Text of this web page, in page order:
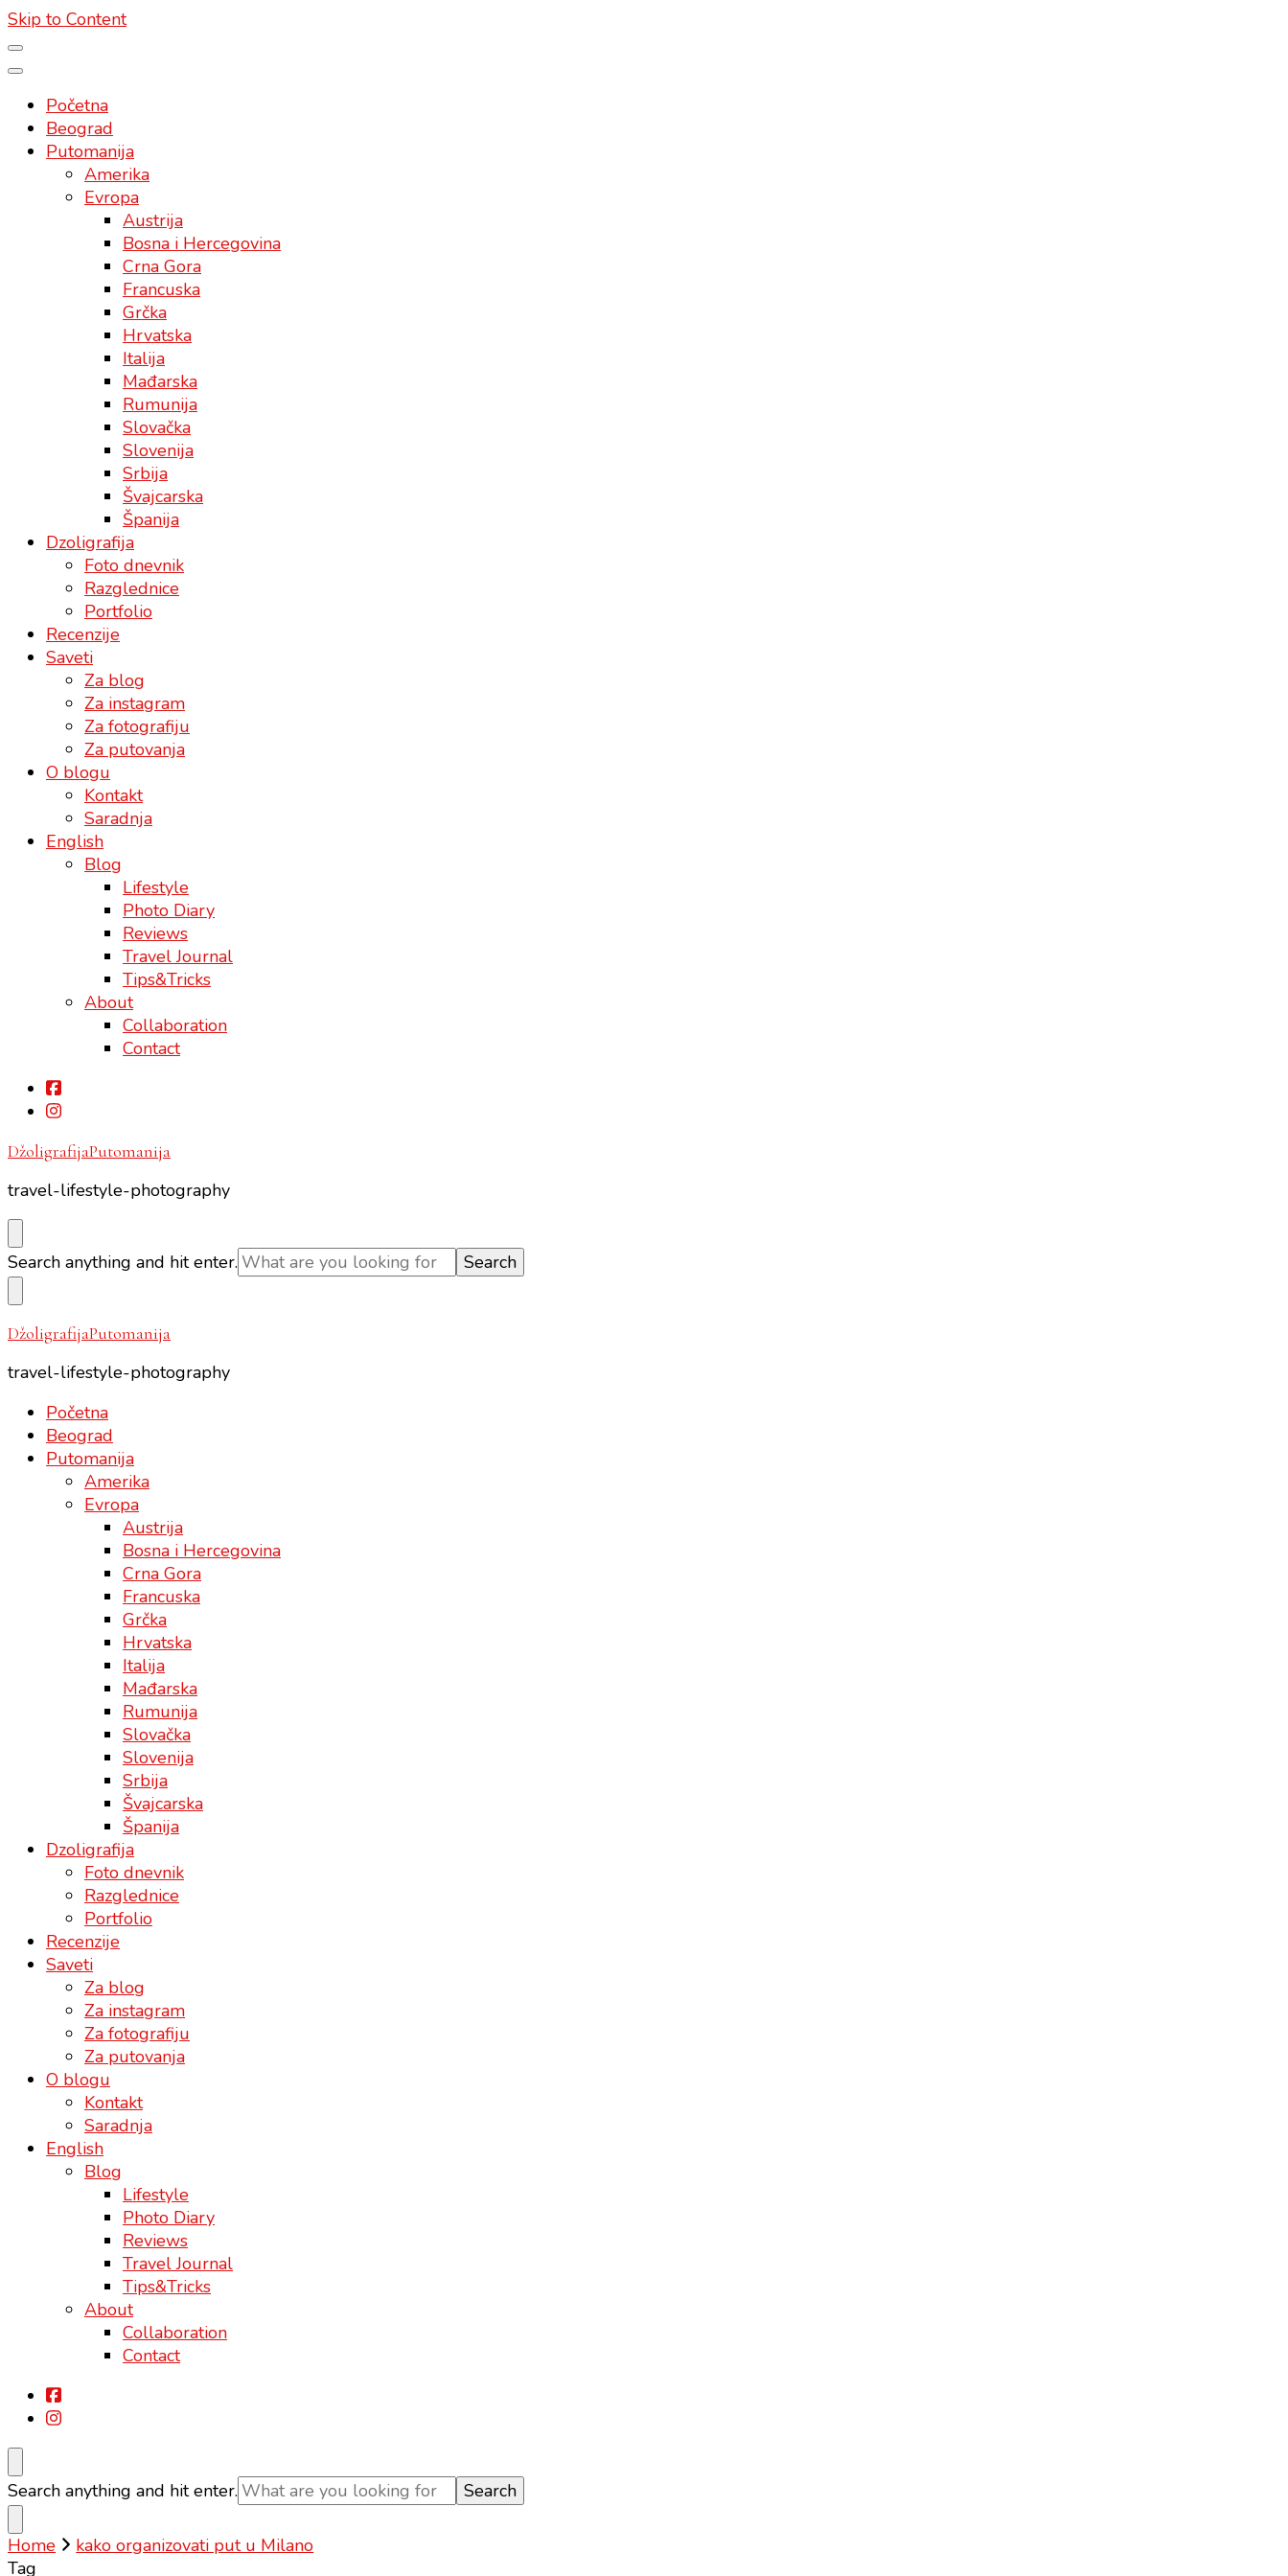
Skip to Content
Početna
Beograd
Putomanija
Amerika
Evropa
Austrija
Bosna i Hercegovina
Crna Gora
Francuska
Grčka
Hrvatska
Italija
Mađarska
Rumunija
Slovačka
Slovenija
Srbija
Švajcarska
Španija
Dzoligrafija
Foto dnevnik
Razglednice
Portfolio
Recenzije
Saveti
Za blog
Za instagram
Za fotografiju
Za putovanja
O blogu
Kontakt
Saradnja
English
Blog
Lifestyle
Photo Diary
Reviews
Travel Journal
Tips&Tricks
About
Collaboration
Contact
DžoligrafijaPutomanija
travel-lifestyle-photography
Looking
for
Something?
Search anything and hit enter.
DžoligrafijaPutomanija
travel-lifestyle-photography
Početna
Beograd
Putomanija
Amerika
Evropa
Austrija
Bosna i Hercegovina
Crna Gora
Francuska
Grčka
Hrvatska
Italija
Mađarska
Rumunija
Slovačka
Slovenija
Srbija
Švajcarska
Španija
Dzoligrafija
Foto dnevnik
Razglednice
Portfolio
Recenzije
Saveti
Za blog
Za instagram
Za fotografiju
Za putovanja
O blogu
Kontakt
Saradnja
English
Blog
Lifestyle
Photo Diary
Reviews
Travel Journal
Tips&Tricks
About
Collaboration
Contact
Looking
for
Something?
Search anything and hit enter.
Home
kako organizovati put u Milano
Tag